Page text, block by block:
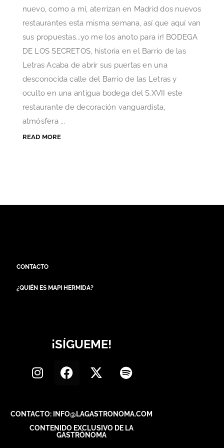
nuevo, como a mí, aterrizan en Madrid dos nuevos
restaurantes esta misma semana, así que aquí van
sus propuestas...yo me los anoto para ir! BODEGA
DE LOS SECRETOS, historia en el Barrio de las
Letras Acaba de abrir sus puertas en una
desconocida calle del Barrio de las Letras y
oculto en una antigua bodega del S.XVII este
restaurante de decoración vanguardista,
atmósfera ...
READ MORE
CONTACTO
¿QUIÉN ES MAPI HERMIDA?
¡SÍGUEME!
CONTACTO: INFO@LAGASTRONOMA.COM
CONTENIDO EXCLUSIVO DE LA
GASTRÓNOMA